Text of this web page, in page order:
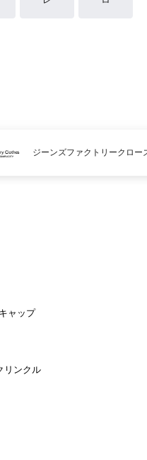
ジーンズファクトリークロー
ャップ
リンクル